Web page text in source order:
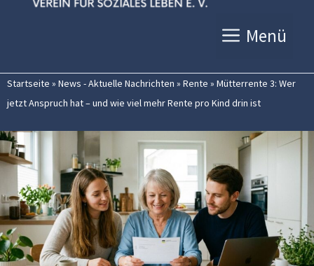
Menü
Startseite » News - Aktuelle Nachrichten » Rente » Mütterrente 3: Wer
jetzt Anspruch hat – und wie viel mehr Rente pro Kind drin ist